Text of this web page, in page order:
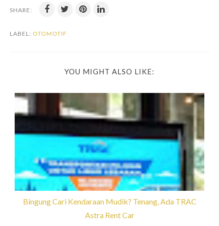
SHARE:
LABEL: OTOMOTIF
YOU MIGHT ALSO LIKE:
Bingung Cari Kendaraan Mudik? Tenang, Ada TRAC
Astra Rent Car